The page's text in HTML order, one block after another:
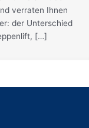
verraten Ihnen
der Unterschied
[…]